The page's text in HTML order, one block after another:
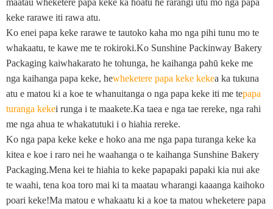
keke rarawe iti rawa atu.
Ko enei papa keke rarawe te tautoko kaha mo nga pihi tunu mo te
whakaatu, te kawe me te rokiroki.Ko Sunshine Packinway Bakery
Packaging kaiwhakarato he tohunga, he kaihanga pahū keke me
nga kaihanga papa keke, hewheketere papa keke kekea ka tukuna
atu e matou ki a koe te whanuitanga o nga papa keke iti me tepapa
turanga kekei runga i te maakete.Ka taea e nga tae rereke, nga rahi
me nga ahua te whakatutuki i o hiahia rereke.
Ko nga papa keke keke e hoko ana me nga papa turanga keke ka
kitea e koe i raro nei he waahanga o te kaihanga Sunshine Bakery
Packaging.Mena kei te hiahia to keke papapaki papaki kia nui ake
te waahi, tena koa toro mai ki ta maatau wharangi kaaanga kaihoko
poari keke!Ma matou e whakaatu ki a koe ta matou wheketere papa